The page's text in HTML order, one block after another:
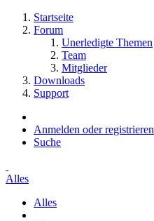
Startseite
Forum
Unerledigte Themen
Team
Mitglieder
Downloads
Support
Anmelden oder registrieren
Suche
Alles
Alles